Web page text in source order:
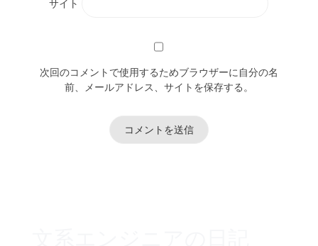
サイト
次回のコメントで使用するためブラウザーに自分の名
前、メールアドレス、サイトを保存する。